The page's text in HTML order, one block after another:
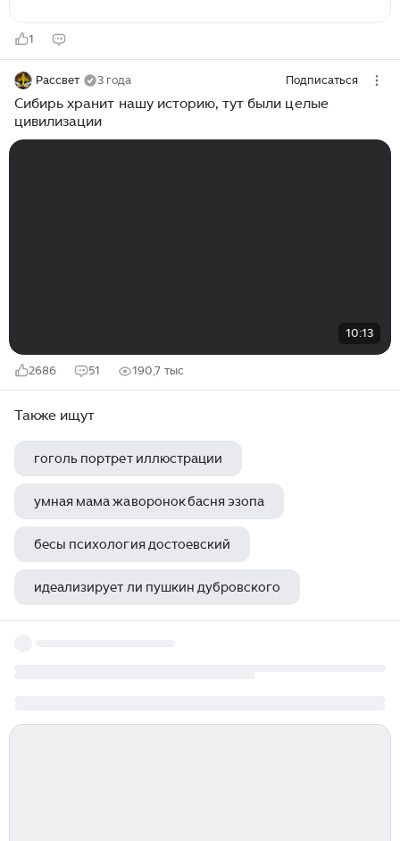
1
Рассвет 3 года Подписаться
Сибирь хранит нашу историю, тут были целые
цивилизации
10:13
2686 51 190,7 тыс
Также ищут
гоголь портрет иллюстрации
умная мама жаворонок басня эзопа
бесы психология достоевский
идеализирует ли пушкин дубровского